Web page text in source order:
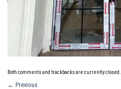
Both comments and trackbacks are currently closed.
← Previous